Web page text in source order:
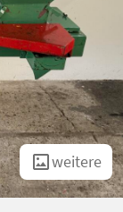
weitere